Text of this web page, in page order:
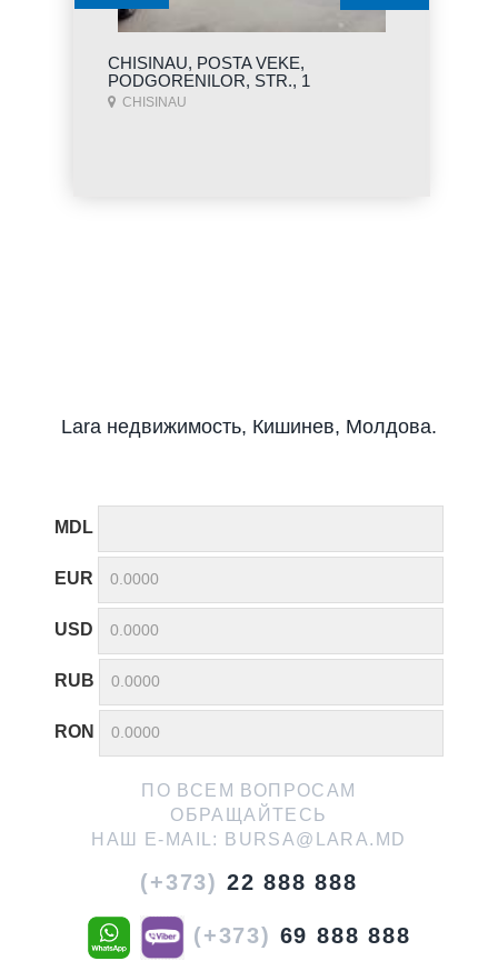
CHISINAU, POSTA VEKE,
PODGORENILOR, STR., 1
CHISINAU
Lara недвижимость, Кишинев, Молдова.
MDL
EUR
USD
RUB
RON
ПО ВСЕМ ВОПРОСАМ
ОБРАЩАЙТЕСЬ
НАШ E-MAIL:
BURSA@LARA.MD
(+373) 22 888 888
(+373) 69 888 888